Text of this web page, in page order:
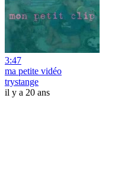
3:47
ma petite vidéo
trystange
il y a 20 ans